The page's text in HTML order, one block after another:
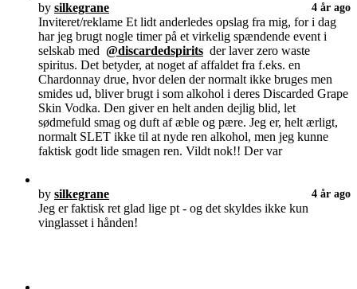
by silkegrane 4 år ago
Inviteret/reklame Et lidt anderledes opslag fra mig, for i dag
har jeg brugt nogle timer på et virkelig spændende event i
selskab med @discardedspirits der laver zero waste
spiritus. Det betyder, at noget af affaldet fra f.eks. en
Chardonnay drue, hvor delen der normalt ikke bruges men
smides ud, bliver brugt i som alkohol i deres Discarded Grape
Skin Vodka. Den giver en helt anden dejlig blid, let
sødmefuld smag og duft af æble og pære. Jeg er, helt ærligt,
normalt SLET ikke til at nyde ren alkohol, men jeg kunne
faktisk godt lide smagen ren. Vildt nok!! Der var
by silkegrane 4 år ago
Jeg er faktisk ret glad lige pt - og det skyldes ikke kun
vinglasset i hånden!